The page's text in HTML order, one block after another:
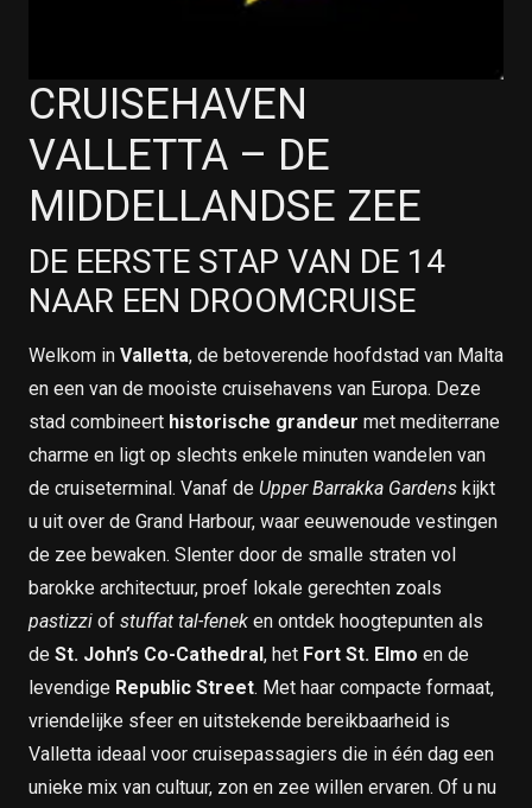
CRUISEHAVEN
VALLETTA – DE
MIDDELLANDSE ZEE
DE EERSTE STAP VAN DE 14
NAAR EEN DROOMCRUISE
Welkom in Valletta, de betoverende hoofdstad van Malta
en een van de mooiste cruisehavens van Europa. Deze
stad combineert historische grandeur met mediterrane
charme en ligt op slechts enkele minuten wandelen van
de cruiseterminal. Vanaf de Upper Barrakka Gardens kijkt
u uit over de Grand Harbour, waar eeuwenoude vestingen
de zee bewaken. Slenter door de smalle straten vol
barokke architectuur, proef lokale gerechten zoals
pastizzi of stuffat tal-fenek en ontdek hoogtepunten als
de St. John’s Co-Cathedral, het Fort St. Elmo en de
levendige Republic Street. Met haar compacte formaat,
vriendelijke sfeer en uitstekende bereikbaarheid is
Valletta ideaal voor cruisepassagiers die in één dag een
unieke mix van cultuur, zon en zee willen ervaren. Of u nu